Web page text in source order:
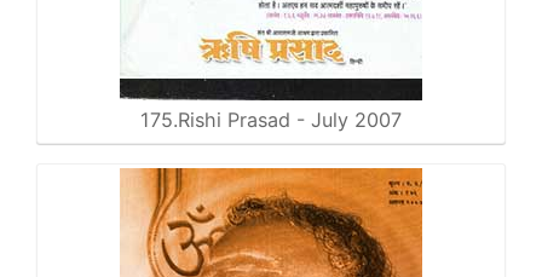
175.Rishi Prasad - July 2007